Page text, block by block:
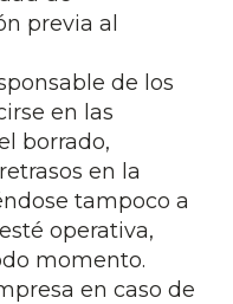
previa al
de los
en las
borrado,
en la
tampoco a
operativa,
momento.
en caso de